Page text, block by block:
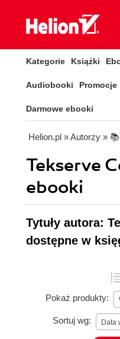
Kategorie Książki
Audiobooki Promocje
Darmowe ebooki
Helion.pl » Autorzy » 📚
Tekserve
ebooki
Tytuły autora:
dostępne w
Pokaż produkty:
Sortuj wg: Data